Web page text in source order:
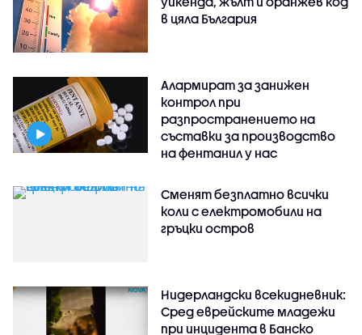
в цяла България
Алармират за занижен
контрол при
разпространението на
съставки за производство
на фентанил у нас
Сменят безплатно всички
коли с електромобили на
гръцки остров
Нидерландски всекидневник:
Сред еврейските младежи
при инцидента в Банско